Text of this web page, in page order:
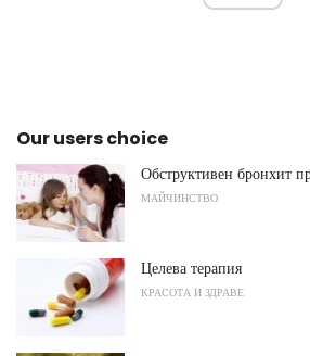
Our users choice
Обструктивен бронхит
МАЙЧИНСТВО
Целева терапия
КРАСОТА И ЗДРАВЕ